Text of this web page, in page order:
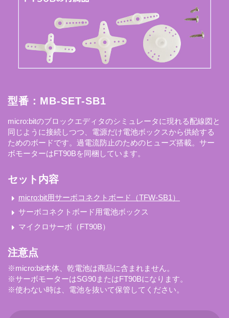
型番：MB-SET-SB1
micro:bitのブロックエディタのシミュレータに現れる配線図と
同じように接続しつつ、電源だけ電池ボックスから供給する
ためのボードです。過電流防止のためのヒューズ搭載。サー
ボモーターはFT90Bを同梱しています。
セット内容
micro:bit用サーボコネクトボード（TFW-SB1）
サーボコネクトボード用電池ボックス
マイクロサーボ（FT90B）
注意点
※micro:bit本体、乾電池は商品に含まれません。
※サーボモーターはSG90またはFT90Bになります。
※使わない時は、電池を抜いて保管してください。